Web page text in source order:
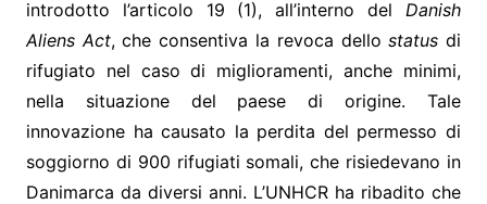
introdotto l’articolo 19 (1), all’interno del Danish
Aliens Act, che consentiva la revoca dellostatusdi
rifugiato nel caso di miglioramenti, anche minimi,
nella situazione del paese di origine. Tale
innovazione ha causato la perdita del permesso di
soggiorno di 900 rifugiati somali, che risiedevano in
Danimarca da diversi anni. L’UNHCR ha ribadito che